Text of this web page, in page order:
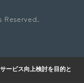
Reserved.
ービス向上検討を目的と